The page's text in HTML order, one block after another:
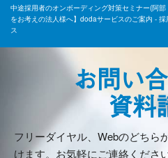
中途採用者のオンボーディング対策セミナー(阿
をお考えの法人様へ】dodaサービスのご案内 -
ス
お問い
資料
フリーダイヤル、Webのどちら
けます。お気軽にご連絡ください